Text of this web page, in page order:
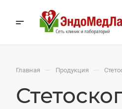
Главная — Продукция —